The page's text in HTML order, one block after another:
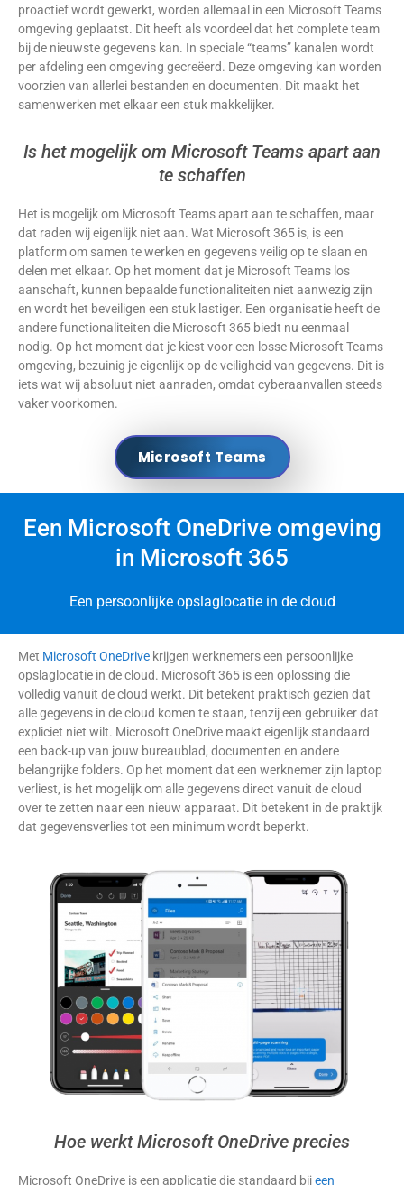
proactief wordt gewerkt, worden allemaal in een Microsoft Teams
omgeving geplaatst. Dit heeft als voordeel dat het complete team
bij de nieuwste gegevens kan. In speciale “teams” kanalen wordt
per afdeling een omgeving gecreëerd. Deze omgeving kan worden
voorzien van allerlei bestanden en documenten. Dit maakt het
samenwerken met elkaar een stuk makkelijker.
Is het mogelijk om Microsoft Teams apart aan
te schaffen
Het is mogelijk om Microsoft Teams apart aan te schaffen, maar
dat raden wij eigenlijk niet aan. Wat Microsoft 365 is, is een
platform om samen te werken en gegevens veilig op te slaan en
delen met elkaar. Op het moment dat je Microsoft Teams los
aanschaft, kunnen bepaalde functionaliteiten niet aanwezig zijn
en wordt het beveiligen een stuk lastiger. Een organisatie heeft de
andere functionaliteiten die Microsoft 365 biedt nu eenmaal
nodig. Op het moment dat je kiest voor een losse Microsoft Teams
omgeving, bezuinig je eigenlijk op de veiligheid van gegevens. Dit is
iets wat wij absoluut niet aanraden, omdat cyberaanvallen steeds
vaker voorkomen.
Microsoft Teams
Een Microsoft OneDrive omgeving
in Microsoft 365
Een persoonlijke opslaglocatie in de cloud
Met Microsoft OneDrive krijgen werknemers een persoonlijke
opslaglocatie in de cloud. Microsoft 365 is een oplossing die
volledig vanuit de cloud werkt. Dit betekent praktisch gezien dat
alle gegevens in de cloud komen te staan, tenzij een gebruiker dat
expliciet niet wilt. Microsoft OneDrive maakt eigenlijk standaard
een back-up van jouw bureaublad, documenten en andere
belangrijke folders. Op het moment dat een werknemer zijn laptop
verliest, is het mogelijk om alle gegevens direct vanuit de cloud
over te zetten naar een nieuw apparaat. Dit betekent in de praktijk
dat gegevensverlies tot een minimum wordt beperkt.
Hoe werkt Microsoft OneDrive precies
Microsoft OneDrive is een applicatie die standaard bijeen